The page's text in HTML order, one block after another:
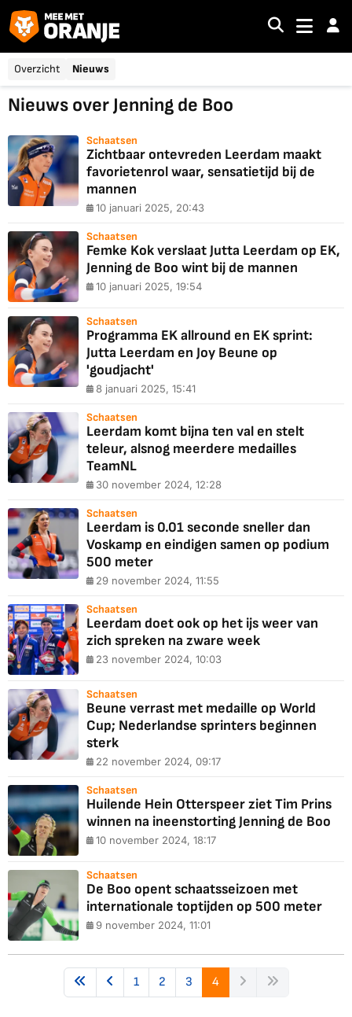
Overzicht Nieuws
Nieuws over Jenning de Boo
Schaatsen
Zichtbaar ontevreden Leerdam maakt
favorietenrol waar, sensatietijd bij de
mannen
10 januari 2025, 20:43
Schaatsen
Femke Kok verslaat Jutta Leerdam op EK,
Jenning de Boo wint bij de mannen
10 januari 2025, 19:54
Schaatsen
Programma EK allround en EK sprint:
Jutta Leerdam en Joy Beune op
'goudjacht'
8 januari 2025, 15:41
Schaatsen
Leerdam komt bijna ten val en stelt
teleur, alsnog meerdere medailles
TeamNL
30 november 2024, 12:28
Schaatsen
Leerdam is 0.01 seconde sneller dan
Voskamp en eindigen samen op podium
500 meter
29 november 2024, 11:55
Schaatsen
Leerdam doet ook op het ijs weer van
zich spreken na zware week
23 november 2024, 10:03
Schaatsen
Beune verrast met medaille op World
Cup; Nederlandse sprinters beginnen
sterk
22 november 2024, 09:17
Schaatsen
Huilende Hein Otterspeer ziet Tim Prins
winnen na ineenstorting Jenning de Boo
10 november 2024, 18:17
Schaatsen
De Boo opent schaatsseizoen met
internationale toptijden op 500 meter
9 november 2024, 11:01
1 2 3 4